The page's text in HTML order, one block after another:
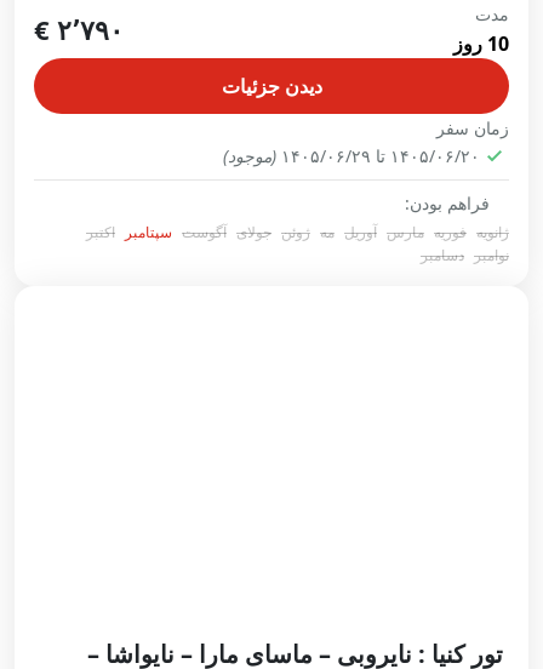
در حال ثبت نام
تور فرانسه – ایتالیا5 شب پاریس –4شب کاتانیا (جزیره
پاریس,
1-20 People
مدت
10 روز ۲٬۷۹۰ €
دیدن جزئیات
زمان سفر
۱۴۰۵/۰۶/۲۰ تا ۱۴۰۵/۰۶/۲۹
(موجود)
فراهم بودن:
ژانویه فوریه مارس آوریل مه ژوئن جولای آگوست سپتامبر
اکتبر
نوامبر
دسامبر
تور کنیا : نایروبی – ماسای مارا – نایواشا –